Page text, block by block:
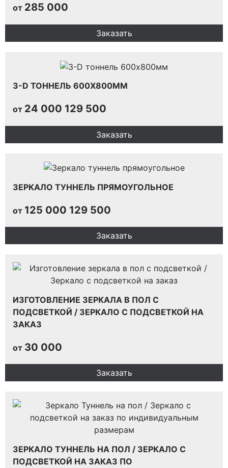
от 285 000
Заказать
3-D ТОННЕЛЬ 600Х800ММ
от 24 000 129 500
Заказать
ЗЕРКАЛО ТУННЕЛЬ ПРЯМОУГОЛЬНОЕ
от 125 000 129 500
Заказать
ИЗГОТОВЛЕНИЕ ЗЕРКАЛА В ПОЛ С
ПОДСВЕТКОЙ / ЗЕРКАЛО С ПОДСВЕТКОЙ НА
ЗАКАЗ
от 30 000
Заказать
ЗЕРКАЛО ТУННЕЛЬ НА ПОЛ / ЗЕРКАЛО С
ПОДСВЕТКОЙ НА ЗАКАЗ ПО